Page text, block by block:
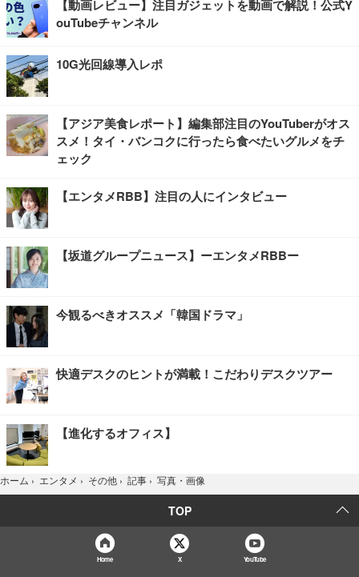
【動画レビュー】注目ガジェットを動画で解説！公式Y
ouTubeチャンネル
10G光回線導入レポ
【アジア美食レポート】編集部注目のYouTuberがオス
スメ！タイ・バンコクに行ったら食べたいグルメをチ
ェック
【エンタメRBB】注目の人にインタビュー
【坂道グループニュース】ーエンタメRBBー
今観るべきオススメ「韓国ドラマ」
快適デスクのヒントが満載！こだわりデスクツアー
【進化するオフィス】
ホーム › エンタメ › その他 › 記事 › 写真・画像
TOP
Home X YouTube